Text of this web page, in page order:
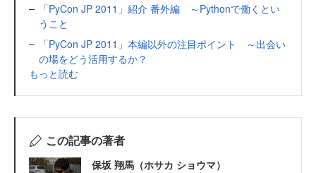
「PyCon JP 2011」紹介 番外編 ～Pythonで働くとい
うこと
「PyCon JP 2011」本編以外の注目ポイント ～出会い
の場をどう活用するか？
もっと読む
この記事の著者
保坂 翔馬（ホサカ ショウマ）